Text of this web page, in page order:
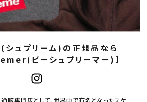
ュプリーム)の正規品なら
ビーシュプリーマー)】
販専門店として、世界中で有名となったスケ